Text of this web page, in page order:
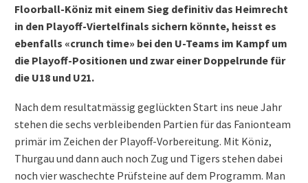
Floorball-Köniz mit einem Sieg definitiv das Heimrecht
in den Playoff-Viertelfinals sichern könnte, heisst es
ebenfalls «crunch time» bei den U-Teams im Kampf um
die Playoff-Positionen und zwar einer Doppelrunde für
die U18 und U21.
Nach dem resultatmässig geglückten Start ins neue Jahr
stehen die sechs verbleibenden Partien für das Fanionteam
primär im Zeichen der Playoff-Vorbereitung. Mit Köniz,
Thurgau und dann auch noch Zug und Tigers stehen dabei
noch vier waschechte Prüfsteine auf dem Programm. Man